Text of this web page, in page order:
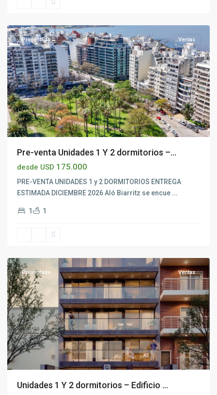
Biarritz
Presentado Ventas
Pre-venta Unidades 1 Y 2 dormitorios –...
desde USD 175.000
PRE-VENTA UNIDADES 1 y 2 DORMITORIOS ENTREGA
ESTIMADA DICIEMBRE 2026 Aló Biarritz se encue ...
1 1
,
Presentado Ventas
Unidades 1 Y 2 dormitorios – Edificio ...